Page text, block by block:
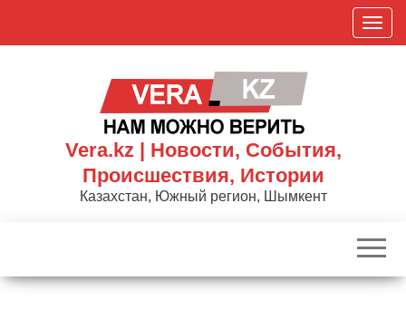
П
о
к
р
Vera.kz | Новости, События,
Происшествия, Истории
Казахстан, Южный регион, Шымкент